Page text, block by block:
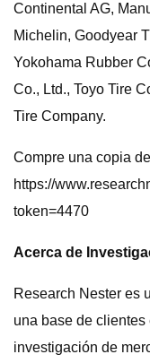
Continental AG,
Michelin, Goodyear
Yokohama Rubber
Co., Ltd., Toyo Tire
Tire Company.
Compre una copia
https://
token=4470
Acerca de
Research Nester es
una base de
investigación de